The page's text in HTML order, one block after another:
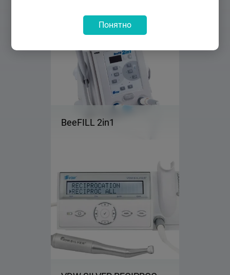
Понятно
BeeFILL 2in1